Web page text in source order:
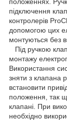
підключення
контролерів
допомогою цих
монтуються без
Під ручкою
монтажу
Використання
зняти з клапана
встановити
положення, так
клапані. При
необхідно